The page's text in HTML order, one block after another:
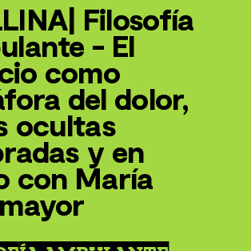
Filosofía
- El
como
del dolor,
ocultas
y en
con María